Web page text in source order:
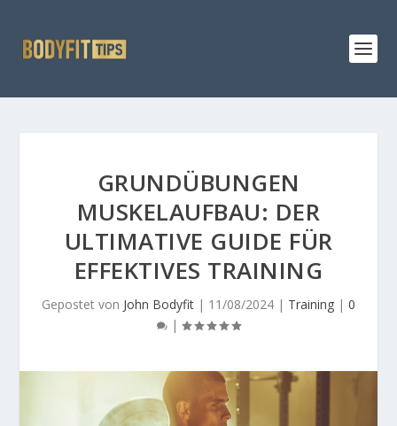
GRUNDÜBUNGEN
MUSKELAUFBAU: DER
ULTIMATIVE GUIDE FÜR
EFFEKTIVES TRAINING
Gepostet von John Bodyfit | 11/08/2024 | Training | 0
|